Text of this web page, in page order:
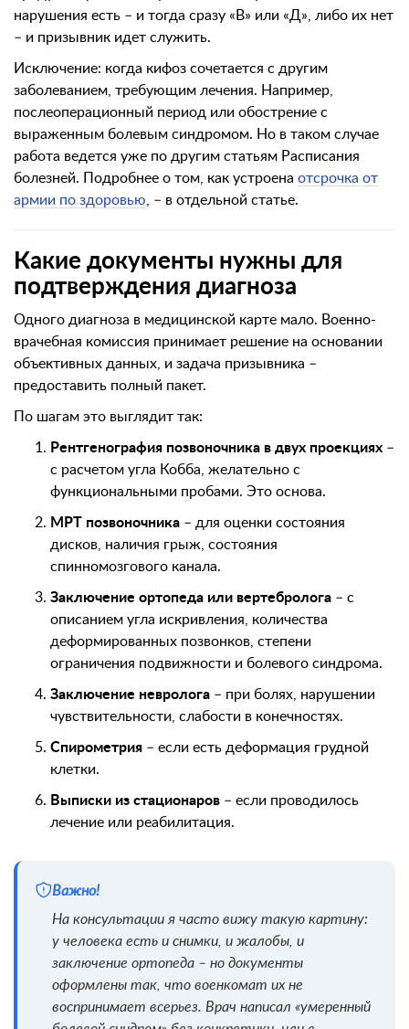
нарушения есть – и тогда сразу «В» или «Д», либо их нет
– и призывник идет служить.
Исключение: когда кифоз сочетается с другим
заболеванием, требующим лечения. Например,
послеоперационный период или обострение с
выраженным болевым синдромом. Но в таком случае
работа ведется уже по другим статьям Расписания
болезней. Подробнее о том, как устроена отсрочка от
армии по здоровью , – в отдельной статье.
Какие документы нужны для
подтверждения диагноза
Одного диагноза в медицинской карте мало. Военно-
врачебная комиссия принимает решение на основании
объективных данных, и задача призывника –
предоставить полный пакет.
По шагам это выглядит так:
Рентгенография позвоночника в двух проекциях –
с расчетом угла Кобба, желательно с
функциональными пробами. Это основа.
МРТ позвоночника – для оценки состояния
дисков, наличия грыж, состояния
спинномозгового канала.
Заключение ортопеда или вертебролога – с
описанием угла искривления, количества
деформированных позвонков, степени
ограничения подвижности и болевого синдрома.
Заключение невролога – при болях, нарушении
чувствительности, слабости в конечностях.
Спирометрия – если есть деформация грудной
клетки.
Выписки из стационаров – если проводилось
лечение или реабилитация.
Важно!
На консультации я часто вижу такую картину:
у человека есть и снимки, и жалобы, и
заключение ортопеда – но документы
оформлены так, что военкомат их не
воспринимает всерьез. Врач написал «умеренный